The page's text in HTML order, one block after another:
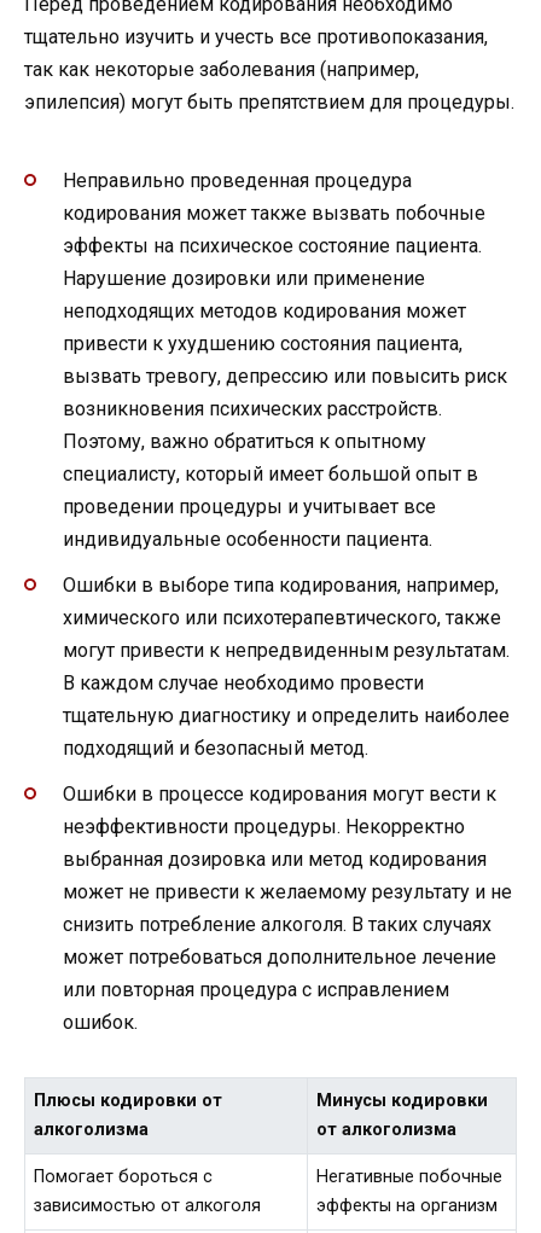
тщательно изучить и учесть все противопоказания,
так как некоторые заболевания (например,
эпилепсия) могут быть препятствием для процедуры.
Неправильно проведенная процедура
кодирования может также вызвать побочные
эффекты на психическое состояние пациента.
Нарушение дозировки или применение
неподходящих методов кодирования может
привести к ухудшению состояния пациента,
вызвать тревогу, депрессию или повысить риск
возникновения психических расстройств.
Поэтому, важно обратиться к опытному
специалисту, который имеет большой опыт в
проведении процедуры и учитывает все
индивидуальные особенности пациента.
Ошибки в выборе типа кодирования, например,
химического или психотерапевтического, также
могут привести к непредвиденным результатам.
В каждом случае необходимо провести
тщательную диагностику и определить наиболее
подходящий и безопасный метод.
Ошибки в процессе кодирования могут вести к
неэффективности процедуры. Некорректно
выбранная дозировка или метод кодирования
может не привести к желаемому результату и не
снизить потребление алкоголя. В таких случаях
может потребоваться дополнительное лечение
или повторная процедура с исправлением
ошибок.
Плюсы кодировки от
алкоголизма
Минусы кодировки
от алкоголизма
Помогает бороться с
зависимостью от алкоголя
Негативные побочные
эффекты на организм